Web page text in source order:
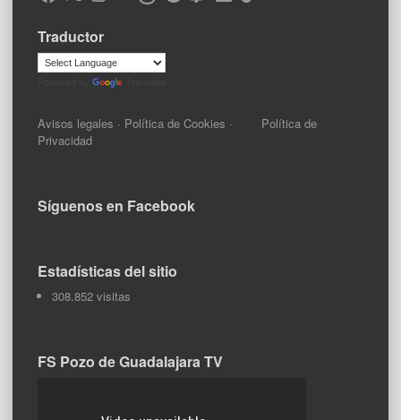
Traductor
Avisos legales · Política de Cookies · Política de
Privacidad
Síguenos en Facebook
Estadísticas del sitio
308.852 visitas
FS Pozo de Guadalajara TV